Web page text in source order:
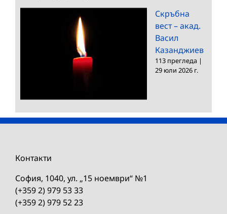
Скръбна
вест – акад.
Васил
Казанджиев
113 прегледа |
29 юли 2026 г.
Контакти
София, 1040, ул. „15 ноември“ №1
(+359 2) 979 53 33
(+359 2) 979 52 23